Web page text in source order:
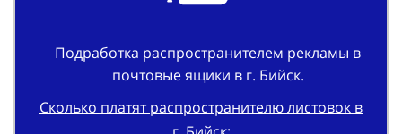
Подработка распространителем рекламы в
почтовые ящики в г. Бийск.
Сколько платят распространителю листовок в